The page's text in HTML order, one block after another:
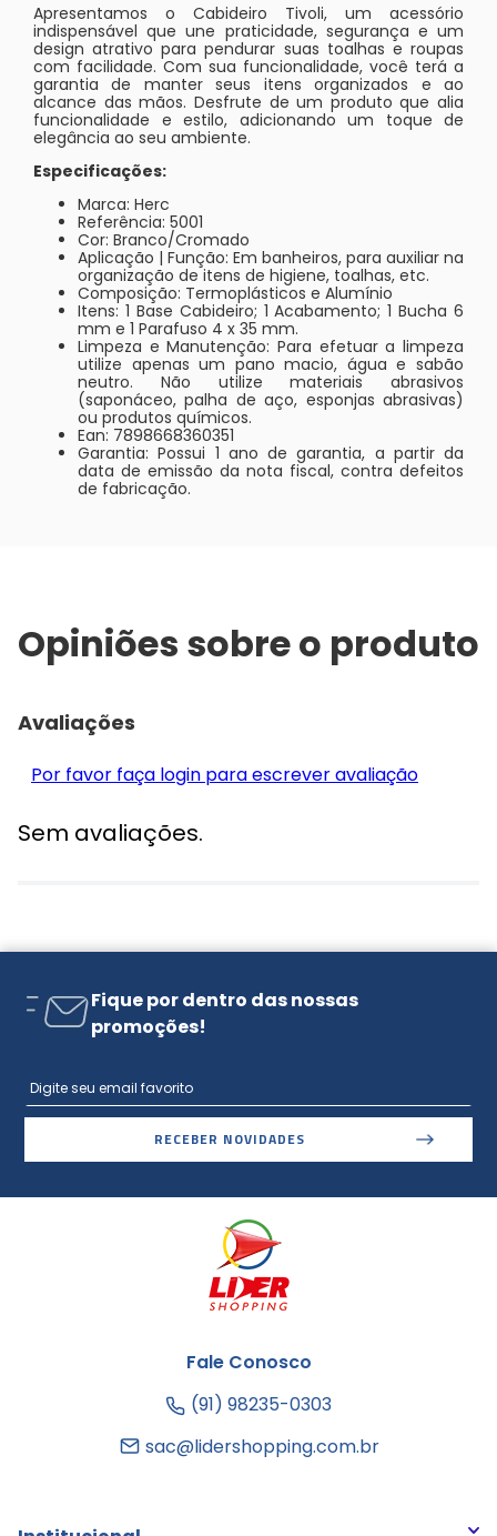
Apresentamos o Cabideiro Tivoli, um acessório
indispensável que une praticidade, segurança e um
design atrativo para pendurar suas toalhas e roupas
com facilidade. Com sua funcionalidade, você terá a
garantia de manter seus itens organizados e ao
alcance das mãos. Desfrute de um produto que alia
funcionalidade e estilo, adicionando um toque de
elegância ao seu ambiente.
Especificações:
Marca: Herc
Referência: 5001
Cor: Branco/Cromado
Aplicação | Função: Em banheiros, para auxiliar na
organização de itens de higiene, toalhas, etc.
Composição: Termoplásticos e Alumínio
Itens: 1 Base Cabideiro; 1 Acabamento; 1 Bucha 6
mm e 1 Parafuso 4 x 35 mm.
Limpeza e Manutenção: Para efetuar a limpeza
utilize apenas um pano macio, água e sabão
neutro. Não utilize materiais abrasivos
(saponáceo, palha de aço, esponjas abrasivas)
ou produtos químicos.
Ean: 7898668360351
Garantia: Possui 1 ano de garantia, a partir da
data de emissão da nota fiscal, contra defeitos
de fabricação.
Opiniões sobre o produto
Avaliações
Por favor faça login para escrever avaliação
Sem avaliações.
Fique por dentro das nossas
promoções!
RECEBER NOVIDADES
Fale Conosco
(91) 98235-0303
sac@lidershopping.com.br